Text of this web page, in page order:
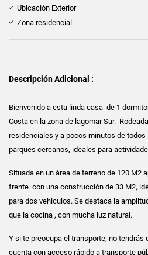
Ubicación Exterior
Zona residencial
Descripción Adicional :
Bienvenido a esta linda casa de 1
Costa en la zona de lagomar Sur.
residenciales y a pocos minutos de
parques cercanos, ideales para
Situada en un área de terreno de 120 M2
frente con una construcción de 33 M2,
para dos vehiculos. Se destaca la
que la cocina , con mucha luz natural.
Y si te preocupa el transporte, no tendrás
cuenta con acceso rápido a transporte